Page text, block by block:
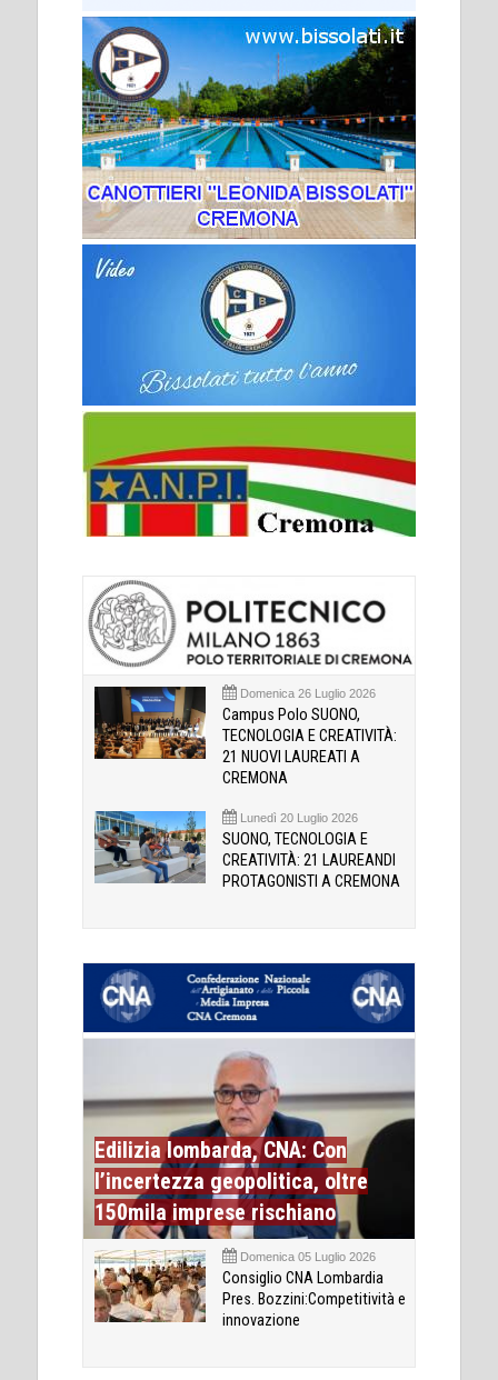
Domenica 26 Luglio 2026
Campus Polo SUONO,
TECNOLOGIA E CREATIVITÀ:
21 NUOVI LAUREATI A
CREMONA
Lunedì 20 Luglio 2026
SUONO, TECNOLOGIA E
CREATIVITÀ: 21 LAUREANDI
PROTAGONISTI A CREMONA
Edilizia lombarda, CNA: Con
l’incertezza geopolitica, oltre
150mila imprese rischiano
Domenica 05 Luglio 2026
Consiglio CNA Lombardia
Pres. Bozzini:Competitività e
innovazione